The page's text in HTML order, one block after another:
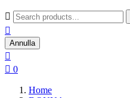


Annulla

 0
Home